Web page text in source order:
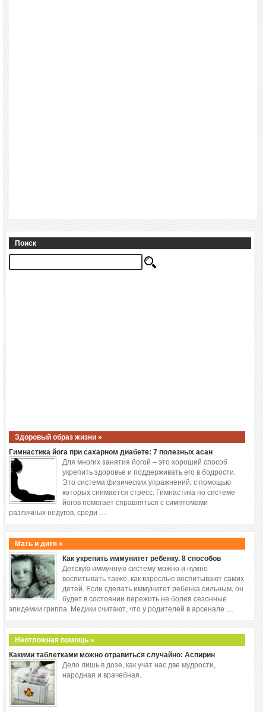
Поиск
Здоровый образ жизни »
Гимнастика йога при сахарном диабете: 7 полезных асан
Для многих занятия йогой – это хороший способ
укрепить здоровье и поддерживать его в бодрости.
Это система физических упражнений, с помощью
которых снимается стресс. Гимнастика по системе
йогов помогает справляться с симптомами
различных недугов, среди …
Мать и дитя »
Как укрепить иммунитет ребенку. 8 способов
Детскую иммунную систему можно и нужно
воспитывать также, как взрослые воспитывают самих
детей. Если сделать иммунитет ребенка сильным, он
будет в состоянии пережить не болея сезонные
эпидемии гриппа. Медики считают, что у родителей в арсенале …
Неотложная помощь »
Какими таблетками можно отравиться случайно: Аспирин
Дело лишь в дозе, как учат нас две мудрости,
народная и врачебная.